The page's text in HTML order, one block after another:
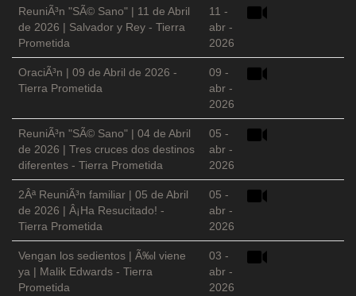
ReuniÃ³n "SÃ© Sano" | 11 de Abril
de 2026 | Salvador y Rey - Tierra
Prometida
11 -
abr -
2026
OraciÃ³n | 09 de Abril de 2026 -
Tierra Prometida
09 -
abr -
2026
ReuniÃ³n "SÃ© Sano" | 04 de Abril
de 2026 | Tres cruces dos destinos
diferentes - Tierra Prometida
05 -
abr -
2026
2Âª ReuniÃ³n familiar | 05 de Abril
de 2026 | Â¡Ha Resucitado! -
Tierra Prometida
05 -
abr -
2026
Vengan los sedientos | Ã‰l viene
ya | Malik Edwards - Tierra
Prometida
03 -
abr -
2026